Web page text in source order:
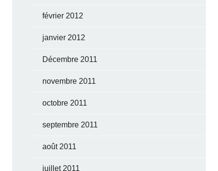
février 2012
janvier 2012
Décembre 2011
novembre 2011
octobre 2011
septembre 2011
août 2011
juillet 2011